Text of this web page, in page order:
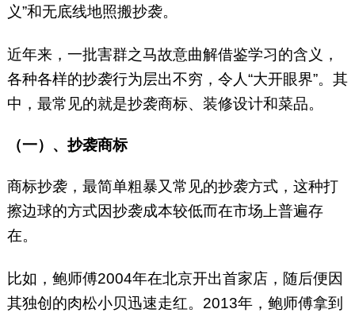
义”和无底线地照搬抄袭。
近年来，一批害群之马故意曲解借鉴学习的含义，
各种各样的抄袭行为层出不穷，令人“大开眼界”。其
中，最常见的就是抄袭商标、装修设计和菜品。
（一）、抄袭商标
商标抄袭，最简单粗暴又常见的抄袭方式，这种打
擦边球的方式因抄袭成本较低而在市场上普遍存
在。
比如，鲍师傅2004年在北京开出首家店，随后便因
其独创的肉松小贝迅速走红。2013年，鲍师傅拿到